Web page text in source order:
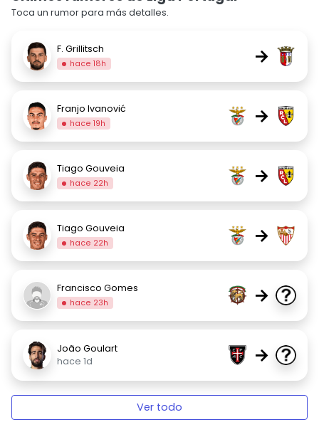
Toca un rumor para más detalles.
F. Grillitsch
hace 18h →
Franjo Ivanović
hace 19h →
Tiago Gouveia
hace 22h →
Tiago Gouveia
hace 22h →
Francisco Gomes
hace 23h →
João Goulart
hace 1d
→
Ver todo